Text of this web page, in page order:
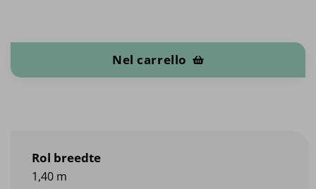
Nel carrello
Rol breedte
1,40 m